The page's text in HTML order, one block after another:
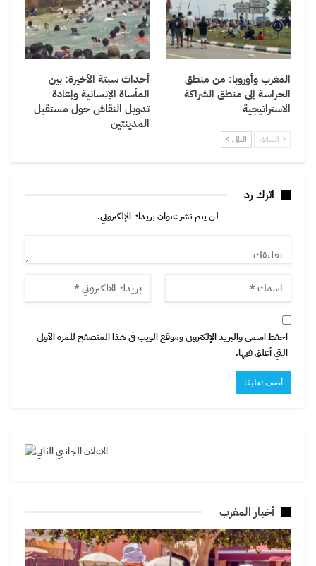
المغرب وأوروبا: من منطق
الحراسة إلى منطق الشراكة
الاستراتيجية
أحداث سبتة الأخيرة: بين
المأساة الإنسانية وإعادة
تدويل النقاش حول مستقبل
المدينتين
السابق التالي
اترك رد
لن يتم نشر عنوان بريدك الإلكتروني.
احفظ اسمي والبريد الإلكتروني وموقع الويب في هذا المتصفح للمرة الأولى
التي أعلق فيها.
أخبار المغرب